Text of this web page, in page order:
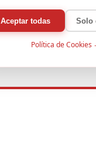
Aceptar todas Solo
Política de Cookies